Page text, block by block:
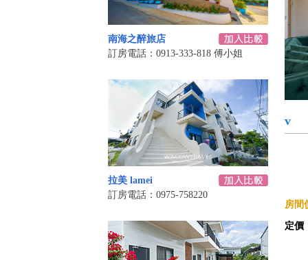
南海之醉旅店
訂房電話：0913-333-818 傅小姐
拉美 lamei
訂房電話：0975-758220
v
房間
定價